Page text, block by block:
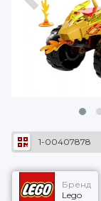
1-00407878
Бренд
Lego